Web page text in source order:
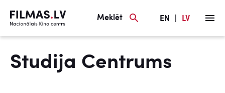
Meklēt EN LV
Studija Centrums